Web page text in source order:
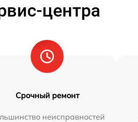
центра
Срочный ремонт
неисправностей